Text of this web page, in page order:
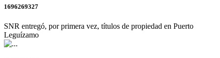
1696269327
SNR entregó, por primera vez, títulos de propiedad en Puerto
Leguízamo